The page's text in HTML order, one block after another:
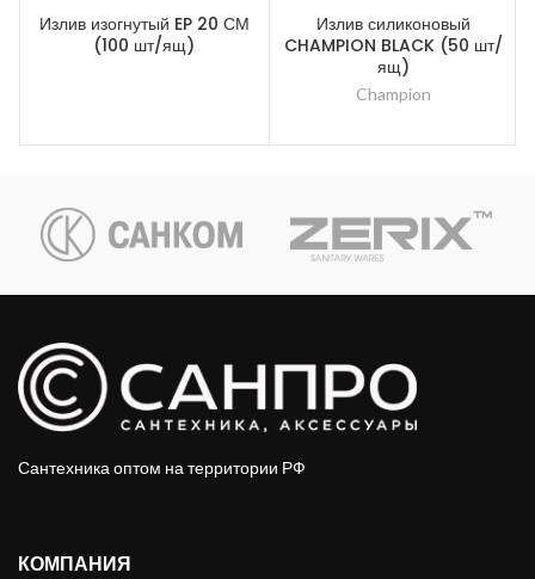
Излив изогнутый EP 20 СМ
(100 шт/ящ)
Излив силиконовый
CHAMPION BLACK (50 шт/
ящ)
Champion
Сантехника оптом на территории РФ
КОМПАНИЯ